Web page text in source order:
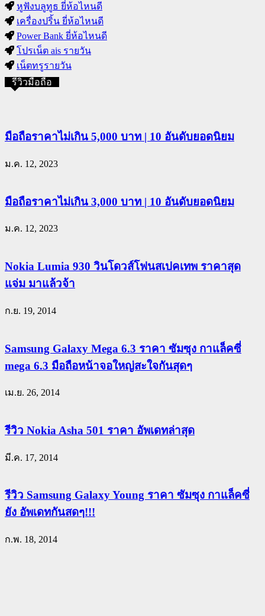
หูฟังบลูทูธ ยี่ห้อไหนดี
เครื่องปริ้น ยี่ห้อไหนดี
Power Bank ยี่ห้อไหนดี
โปรเน็ต ais รายวัน
เน็ตทรูรายวัน
รีวิวมือถือ
มือถือราคาไม่เกิน 5,000 บาท | 10 อันดับยอดนิยม
ม.ค. 12, 2023
มือถือราคาไม่เกิน 3,000 บาท | 10 อันดับยอดนิยม
ม.ค. 12, 2023
Nokia Lumia 930 วินโดวส์โฟนสเปคเทพ ราคาสุด
แจ่ม มาแล้วจ้า
ก.ย. 19, 2014
Samsung Galaxy Mega 6.3 ราคา ซัมซุง กาแล็คซี่
mega 6.3 มือถือหน้าจอใหญ่สะใจกันสุดๆ
เม.ย. 26, 2014
รีวิว Nokia Asha 501 ราคา อัพเดทล่าสุด
มี.ค. 17, 2014
รีวิว Samsung Galaxy Young ราคา ซัมซุง กาแล็คซี่
ยัง อัพเดทกันสดๆ!!!
ก.พ. 18, 2014